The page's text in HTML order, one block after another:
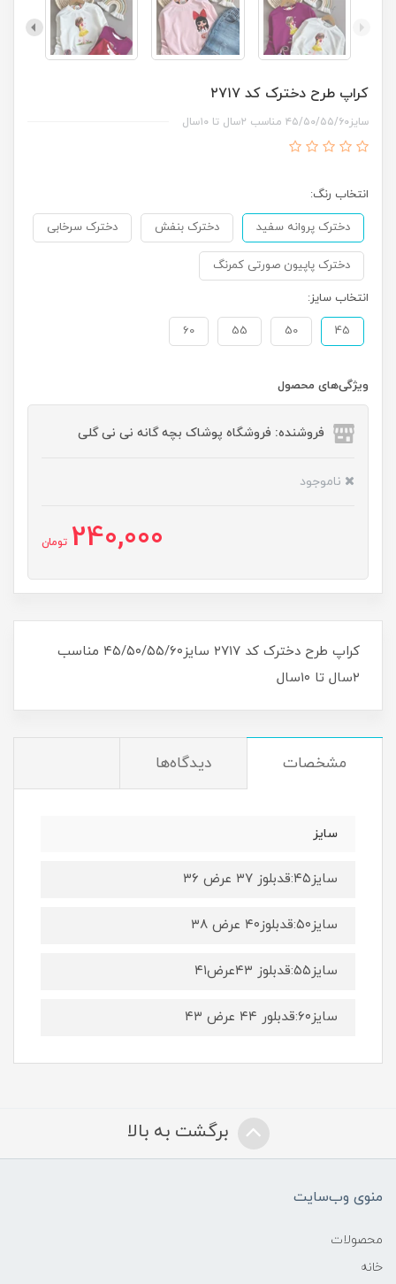
کراپ طرح دخترک کد ۲۷۱۷
سایز۴۵/۵۰/۵۵/۶۰ مناسب ۲سال تا ۱۰سال
انتخاب رنگ:
دخترک پروانه سفید دخترک بنفش دخترک سرخابی
دخترک پاپیون صورتی کمرنگ
انتخاب سایز:
45
50
55
60
ویژگی‌های محصول
فروشنده: فروشگاه پوشاک بچه گانه نی نی گلی
ناموجود
240,000 تومان
کراپ طرح دخترک کد ۲۷۱۷ سایز۴۵/۵۰/۵۵/۶۰ مناسب
۲سال تا ۱۰سال
مشخصات دیدگاه‌ها
سایز
سایز۴۵:قدبلوز ۳۷ عرض ۳۶
سایز۵۰:قدبلوز۴۰ عرض ۳۸
سایز۵۵:قدبلوز ۴۳عرض۴۱
سایز۶۰:قدبلور ۴۴ عرض ۴۳
برگشت به بالا
منوی وب‌سایت
محصولات
خانه